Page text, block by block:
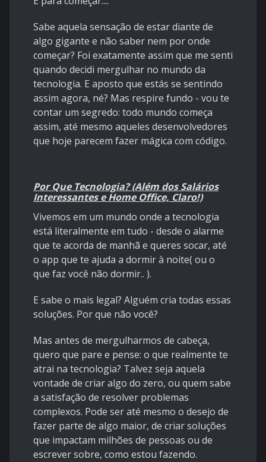
Sabe aquela sensação de estar diante de
algo gigante e não saber nem por onde
começar? Foi exatamente assim que me senti
quando decidi mergulhar no mundo da
tecnologia. E aposto que estás se sentindo
assim agora, né? Mas respire fundo - vou te
contar um segredo: todo mundo começa
assim, até mesmo aqueles desenvolvedores
que hoje parecem fazer mágica com código.
Por Que Tecnologia? (Além dos Salários
Interessantes e Home Office, Claro!)
Vivemos em um mundo onde a tecnologia
está literalmente em tudo - desde o alarme
que te acorda de manhã e queres socar, até
o app que te ajuda a dormir à noite( ou o
que faz você não dormir.. ).
E sabe o mais legal? Alguém cria todas essas
soluções. Por que não você?
Mas antes de mergulharmos de cabeça,
quero que pare e pense: o que realmente te
atrai na tecnologia? Talvez seja aquela
vontade de criar algo do zero, ou quem sabe
a satisfação de resolver problemas
complexos. Pode ser até mesmo o desejo de
fazer parte de algo maior, de criar soluções
que impactam milhões de pessoas ou de
escrever sobre, como estou fazendo.